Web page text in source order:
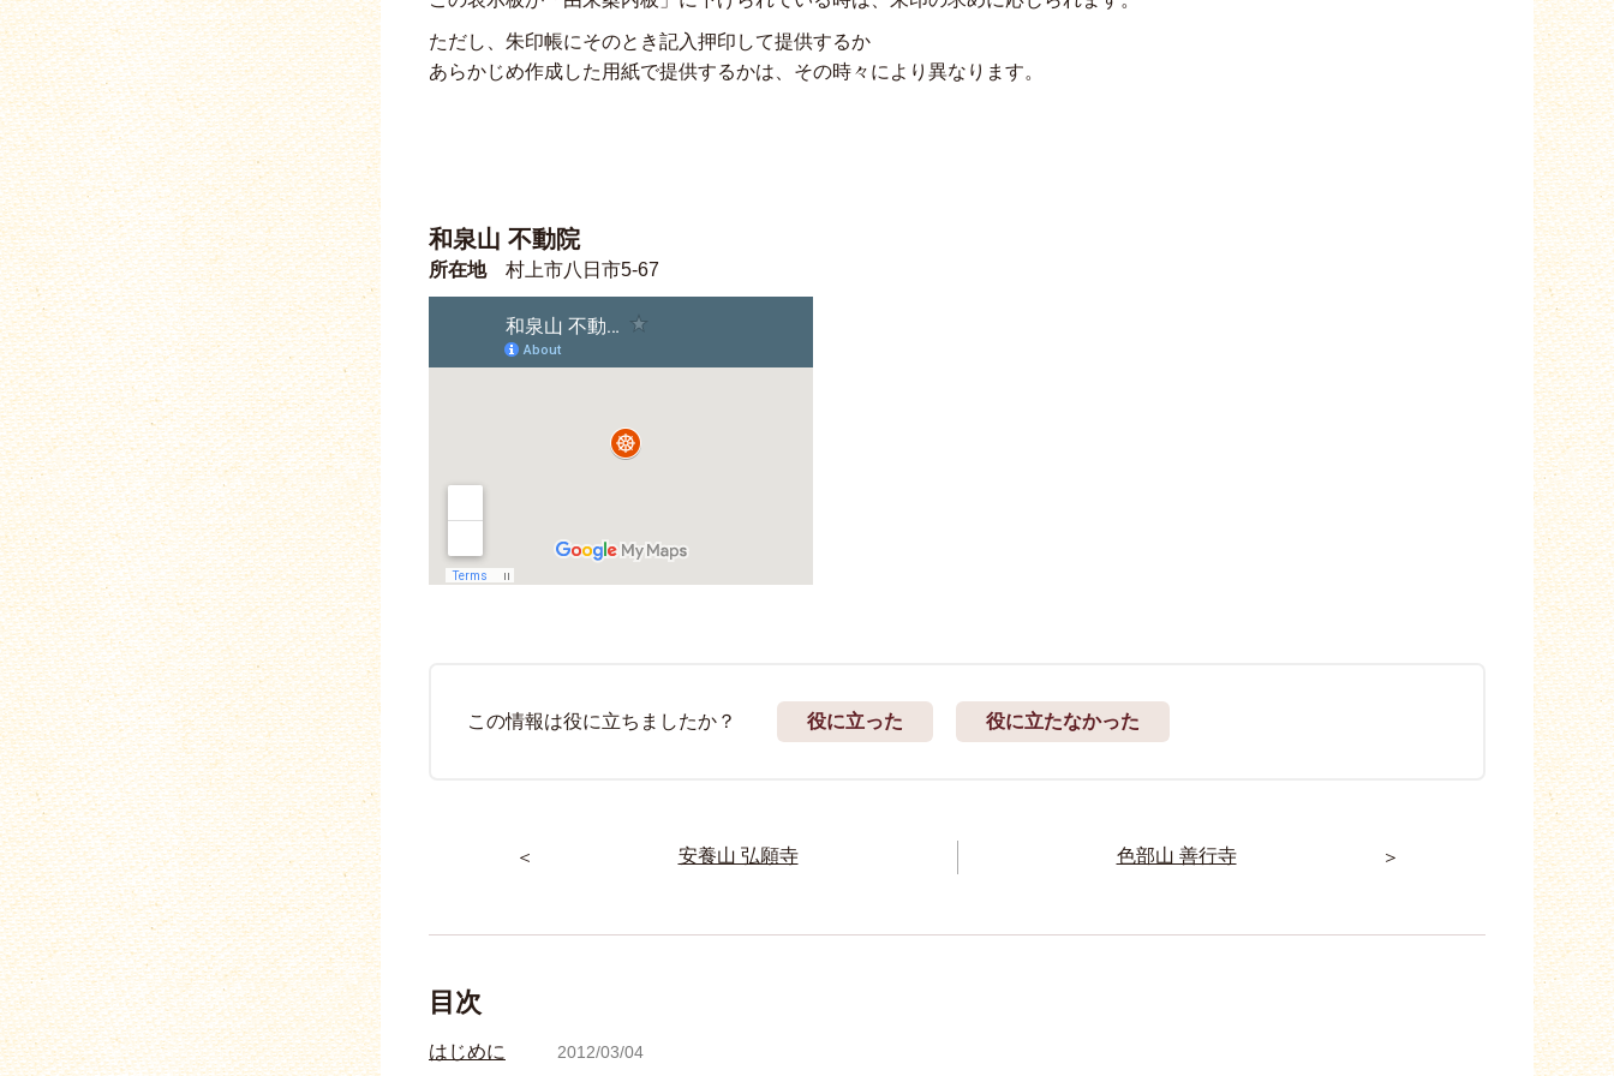
ただし、朱印帳にそのとき記入押印して提供するか
あらかじめ作成した用紙で提供するかは、その時々により異なります。
和泉山 不動院
所在地村上市八日市5-67
この情報は役に立ちましたか？ 役に立った 役に立たなかった
＜ 安養山 弘願寺 色部山 善行寺 ＞
目次
はじめに 2012/03/04